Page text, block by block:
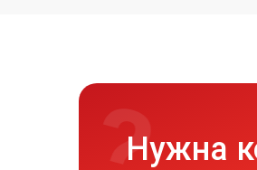
Нужна